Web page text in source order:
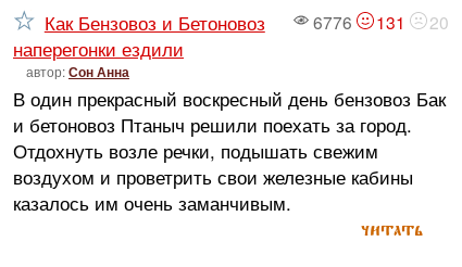
6776 131 20
Как Бензовоз и Бетоновоз
наперегонки ездили
автор:Сон Анна
В один прекрасный воскресный день бензовоз Бак
и бетоновоз Птаныч решили поехать за город.
Отдохнуть возле речки, подышать свежим
воздухом и проветрить свои железные кабины
казалось им очень заманчивым.
читать